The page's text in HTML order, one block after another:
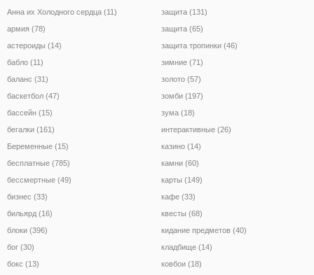
Анна их Холодного сердца (11)
армия (78)
астероиды (14)
бабло (11)
баланс (31)
баскетбол (47)
бассейн (15)
бегалки (161)
Беременные (15)
бесплатные (785)
бессмертные (49)
бизнес (33)
бильярд (16)
блоки (396)
бог (30)
бокс (13)
защита (131)
защита (65)
защита тропинки (46)
зимние (71)
золото (57)
зомби (197)
зума (18)
интерактивные (26)
казино (14)
камни (60)
карты (149)
кафе (33)
квесты (68)
кидание предметов (40)
кладбище (14)
ковбои (18)